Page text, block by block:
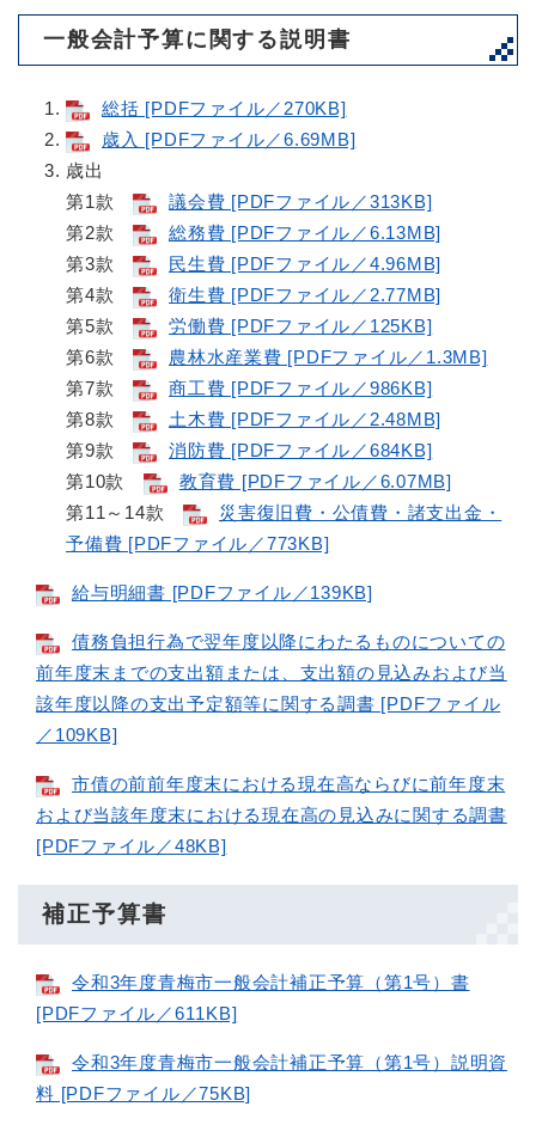
一般会計予算に関する説明書
総括 [PDFファイル／270KB]
歳入 [PDFファイル／6.69MB]
歳出
第1款
議会費 [PDFファイル／313KB]
第2款
総務費 [PDFファイル／6.13MB]
第3款
民生費 [PDFファイル／4.96MB]
第4款
衛生費 [PDFファイル／2.77MB]
第5款
労働費 [PDFファイル／125KB]
第6款
農林水産業費 [PDFファイル／1.3MB]
第7款
商工費 [PDFファイル／986KB]
第8款
土木費 [PDFファイル／2.48MB]
第9款
消防費 [PDFファイル／684KB]
第10款
教育費 [PDFファイル／6.07MB]
第11～14款
災害復旧費・公債費・諸支出金・
予備費 [PDFファイル／773KB]
給与明細書 [PDFファイル／139KB]
債務負担行為で翌年度以降にわたるものについての
前年度末までの支出額または、支出額の見込みおよび当
該年度以降の支出予定額等に関する調書 [PDFファイル
／109KB]
市債の前前年度末における現在高ならびに前年度末
および当該年度末における現在高の見込みに関する調書
[PDFファイル／48KB]
補正予算書
令和3年度青梅市一般会計補正予算（第1号）書
[PDFファイル／611KB]
令和3年度青梅市一般会計補正予算（第1号）説明資
料 [PDFファイル／75KB]